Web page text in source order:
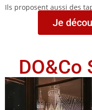
Ils proposent aussi des
Je
DO&Co